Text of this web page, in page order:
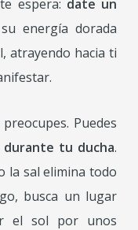
espera: date un
energía dorada
atrayendo hacia ti
Puedes
durante tu ducha.
la sal elimina todo
busca un lugar
el sol por unos